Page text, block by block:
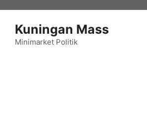
Kuningan Mass
Minimarket Politik